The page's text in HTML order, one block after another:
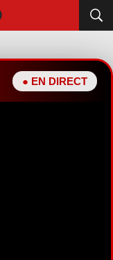
● EN DIRECT